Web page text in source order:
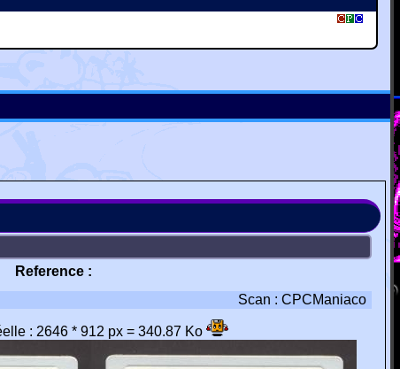
Reference :
Scan : CPCManiaco
: 2646 * 912 px = 340.87 Ko